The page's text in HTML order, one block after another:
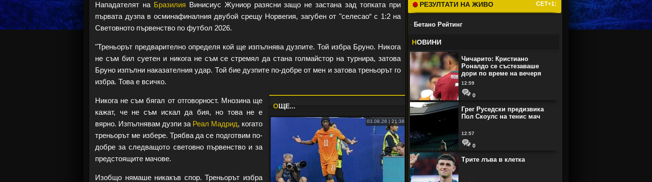
Нападателят на Бразилия Винисиус Жуниор разясни защо не застана зад топката при
първата дузпа в осминафиналния двубой срещу Норвегия, загубен от "селесао“ с 1:2 на
Световното първенство по футбол 2026.
"Треньорът предварително определя кой ще изпълнява дузпите. Той избра Бруно. Никога
не съм бил суетен и никога не съм се стремял да стана голмайстор на турнира, затова
Бруно изпълни наказателния удар. Той бие дузпите по-добре от мен и затова треньорът го
избра. Това е всичко.
OЩЕ...
03.08.26 | 21:38
Никога не съм бягал от отговорност. Мнозина ще
кажат, че не съм искал да бия, но това не е
вярно. Изпълнявам дузпи за Реал Мадрид, когато
треньорът ме избере. Трябва да се подготвим по-
добре за следващото световно първенство и за
предстоящите мачове.
Изобщо нямаше никакъв спор. Треньорът избра
РЕЗУЛТАТИ НА ЖИВО СЕТ+1:
- Бетано Рейтинг
НОВИНИ
Чичарито: Кристиано
Роналдо се състезаваше
дори по време на вечеря
12:59
0
Грег Руседски предизвика
Пол Скоулс на тенис мач
12:57
0
Трите лъва в клетка